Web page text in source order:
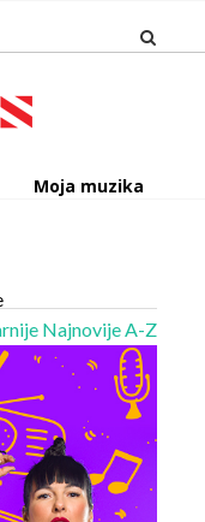
Moja muzika
NajnovijeA-Z